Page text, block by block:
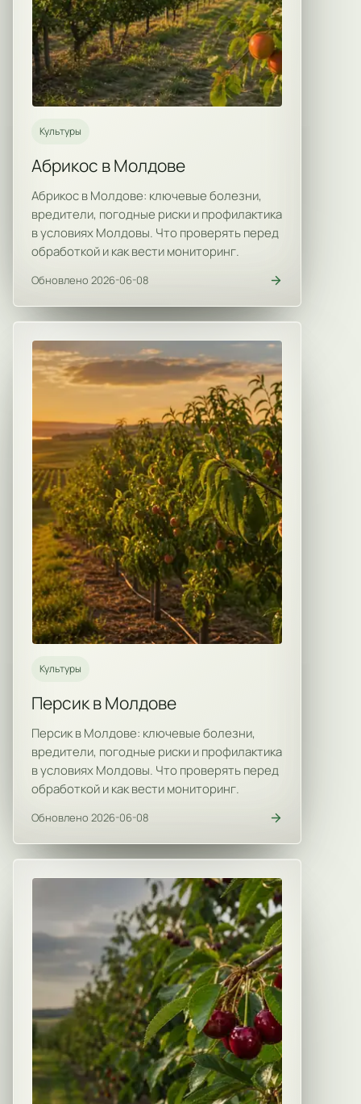
Культуры
Абрикос в Молдове
Абрикос в Молдове: ключевые болезни,
вредители, погодные риски и профилактика
в условиях Молдовы. Что проверять перед
обработкой и как вести мониторинг.
Обновлено 2026-06-08
Культуры
Персик в Молдове
Персик в Молдове: ключевые болезни,
вредители, погодные риски и профилактика
в условиях Молдовы. Что проверять перед
обработкой и как вести мониторинг.
Обновлено 2026-06-08